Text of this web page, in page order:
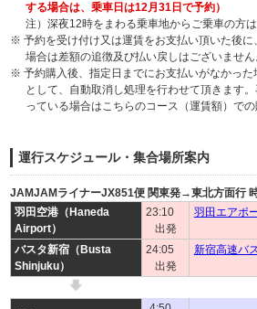
する場合は、乗車日は12月31日で予約）
注）深夜12時をまわる乗車地からご乗車の方は
※ 予約を受け付け又は運賃をお支払い頂いた後に
場合は差額の追徴及び払い戻しはございません
※ 予約購入後、指定日までにお支払いがなかっ
として、自動取消し処理を行わせて頂きます
っている場合はこちらのコース（運賃額）での
運行スケジュール・集合場所案内
JAMJAMライナーJX851便 関東発→東北方面行
羽田空港（Haneda
Airport）
23:10
出発
羽田エアポ
バスタ新宿（Busta
Shinjuku）
24:05
出発
新宿高速バ